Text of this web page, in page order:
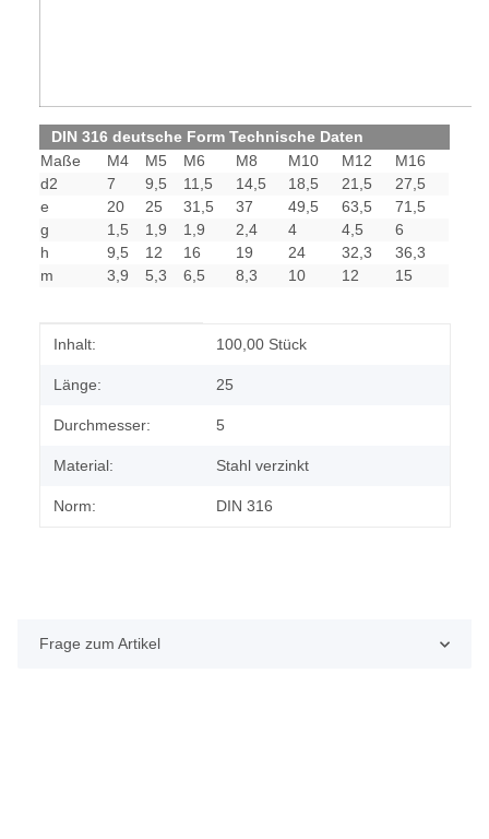
DIN 316 deutsche Form Technische Daten
Maße
M4 M5 M6 M8 M10 M12
M16
d2
7 9,5 11,5 14,5 18,5 21,5
27,5
e
20 25 31,5 37 49,5 63,5
71,5
g
1,5 1,9 1,9 2,4 4 4,5
6
h
9,5 12 16 19 24 32,3
36,3
m
3,9 5,3 6,5 8,3 10 12 15
Produkteigenschaft
Wert
Inhalt: 100,00 Stück
Länge: 25
Durchmesser: 5
Material: Stahl verzinkt
Norm: DIN 316
Frage zum Artikel